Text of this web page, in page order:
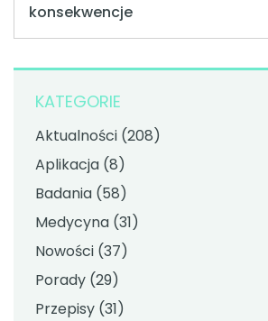
konsekwencje
KATEGORIE
Aktualności (208)
Aplikacja (8)
Badania (58)
Medycyna (31)
Nowości (37)
Porady (29)
Przepisy (31)